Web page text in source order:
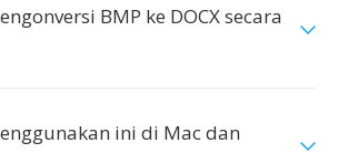
BMP ke DOCX secara
ini di Mac dan